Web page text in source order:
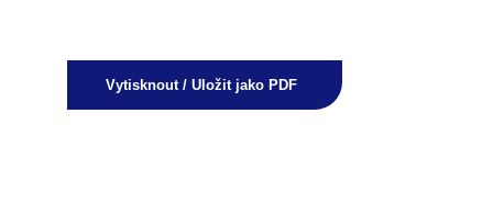
Vytisknout / Uložit jako PDF